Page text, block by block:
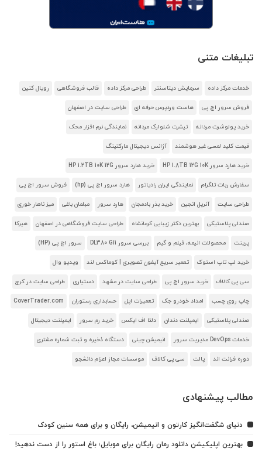
تبلیغات متنی
خدمات مرکز داده سرمایش دیتاسنتر طراحی مرکز داده قالب فروشگاهی رویال کنین
فروش سرور اچ پی هاست وردپرس حرفه ای طراحی سایت در اصفهان
خرید پولوشرت مردانه تیشرت شلوارک مردانه نمایندگی نرم افزار محک
قیمت کلید لمسی غیر هوشمند آژانس دیجیتال مارکتینگ
خرید هارد سرور HP 1.8TB 12G 10K خرید هارد سرور HP 1.2TB 10K 12G
سفارش ربات تلگرام نمایندگی ایران رادیاتور هارد سرور اچ پی (hp) فروش سرور اچ پی
طراحی سایت آنریل انجین خرید بذر بادمجان هارد سرور مبلمان باغی میز ناهار خوری
صندلی پلاستیکی بهترین دکتر زیبایی کرمانشاه طراحی سایت فروشگاهی در اصفهان هیرکا
پرینت محصولات انیمه، فیلم و گیم بررسی سرور DL380 G11 سرور اچ پی (HP)
خرید لپ تاپ استوک تعمیر سریع آیفون تصویری | کوماکس لند ویدیو وال
سی پی کالاف خرید سرور اچ پی طراحی سایت در مشهد دستیاری طراحی سایت در کرج
چاپ روی چسب امداد خودرو جک تعمیرات اپل حسابداری رستوران CoverTrader.com
صندلی پلاستیکی ایمپلنت دندان دلتا اف ایکس خرید رم سرور ایمپلنت دیجیتال
خدمات DevOps مدیریت سرور انیمیشن چینی دستگاه ذخیره و ثبت شماره مشتری
دوره فرانت اند پالت سی پی کالاف موسسات مجاز اعزام دانشجو
مطالب پیشنهادی
دنیای شگفت‌انگیز کارتون و انیمیشن، رایگان و برای همه سنین کودک
بهترین اپلیکیشن دانلود رمان رایگان برای موبایل؛ باغ استور را از دست ندهید!